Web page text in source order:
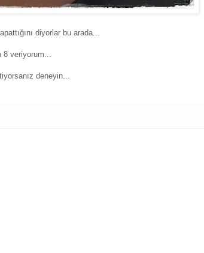
diyorlar bu arada...
8 veriyorum...
deneyin...